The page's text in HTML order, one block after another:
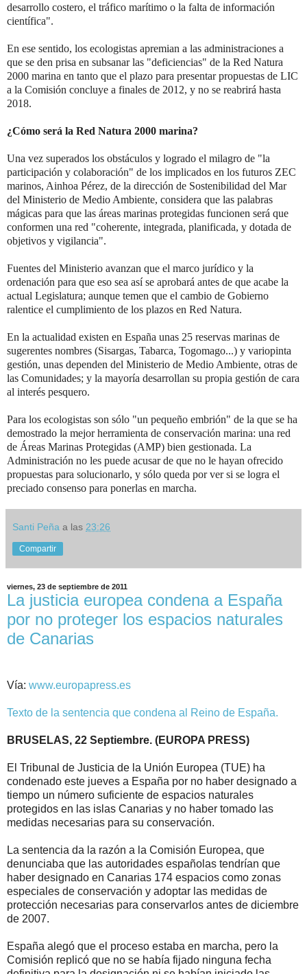
desarrollo costero, el tráfico marítimo o la falta de información
científica".
En ese sentido, los ecologistas apremian a las administraciones a
que se den prisa en subsanar las "deficiencias" de la Red Natura
2000 marina en tanto que el plazo para presentar propuestas de LIC
a la Comisión concluye a finales de 2012, y no se reabrirá hasta
2018.
¿Cómo será la Red Natura 2000 marina?
Una vez superados los obstáculos y logrado el milagro de "la
participación y colaboración" de los implicados en los futuros ZEC
marinos, Ainhoa Pérez, de la dirección de Sostenibilidad del Mar
del Ministerio de Medio Ambiente, considera que las palabras
mágicas para que las áreas marinas protegidas funcionen será que
conformen una red "coherente, integrada, planificada, y dotada de
objetivos y vigilancia".
Fuentes del Ministerio avanzan que el marco jurídico y la
ordenación para que eso sea así se aprobará antes de que acabe la
actual Legislatura; aunque temen que el cambio de Gobierno
ralentice el cumplimiento de los plazos en Red Natura.
En la actualidad existen en España unas 25 reservas marinas de
sugerentes nombres (Sisargas, Tabarca, Togomago...) y variopinta
gestión, unas dependen del Ministerio de Medio Ambiente, otras de
las Comunidades; y la mayoría desarrollan su propia gestión de cara
al interés pesquero.
Para los ecologistas son sólo "un pequeño embrión" de la que se ha
demostrado la mejor herramienta de conservación marina: una red
de Áreas Marinas Protegidas (AMP) bien gestionada. La
Administración no les puede acusar de que no le hayan ofrecido
propuestas para solucionarlo, y sólo queda por ver si se logra el
preciado consenso para ponerlas en marcha.
Santi Peña a las 23:26
Compartir
viernes, 23 de septiembre de 2011
La justicia europea condena a España
por no proteger los espacios naturales
de Canarias
Vía: www.europapress.es
Texto de la sentencia que condena al Reino de España.
BRUSELAS, 22 Septiembre. (EUROPA PRESS)
El Tribunal de Justicia de la Unión Europea (TUE) ha
condenado este jueves a España por no haber designado a
tiempo un número suficiente de espacios naturales
protegidos en las islas Canarias y no haber tomado las
medidas necesarias para su conservación.
La sentencia da la razón a la Comisión Europea, que
denunciaba que las autoridades españolas tendrían que
haber designado en Canarias 174 espacios como zonas
especiales de conservación y adoptar las medidas de
protección necesarias para conservarlos antes de diciembre
de 2007.
España alegó que el proceso estaba en marcha, pero la
Comisión replicó que no se había fijado ninguna fecha